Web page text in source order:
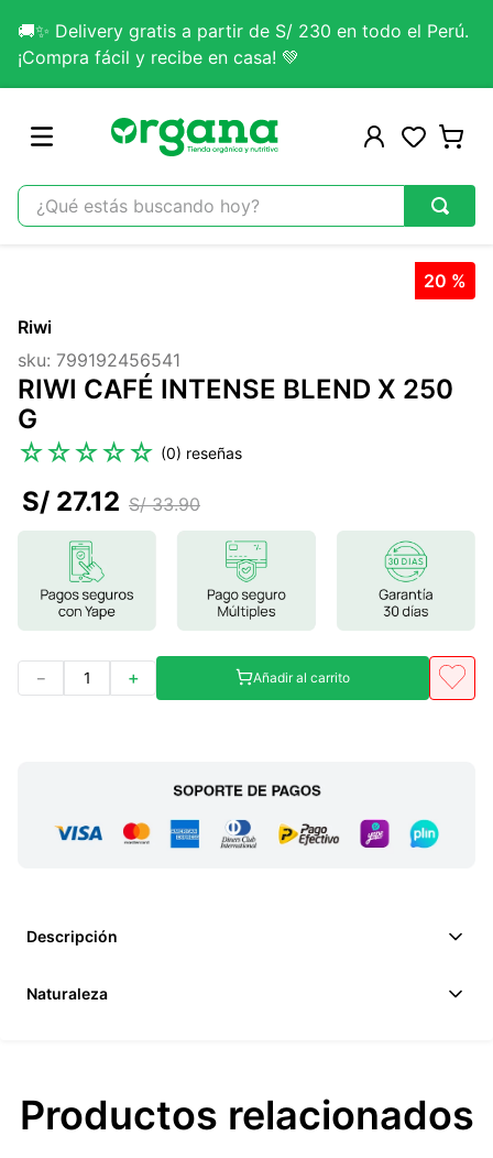
🚚✨ Delivery gratis a partir de S/ 230 en todo el Perú.
¡Compra fácil y recibe en casa! 💚
¿Qué estás buscando hoy?
2.
3.
colageno
5 .
glicinato magnesio
magnesio
9.
stevia
20 %
Riwi
sku: 799192456541
RIWI CAFÉ INTENSE BLEND X 250
G
☆☆☆☆☆ (0)
S/ 33.90
S/ 27.12
＋
－ Añadir al carrito
Descripción
Naturaleza
Productos relacionados